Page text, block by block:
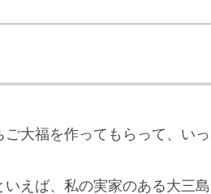
大福を作ってもらって、いっ
えば、私の実家のある大三